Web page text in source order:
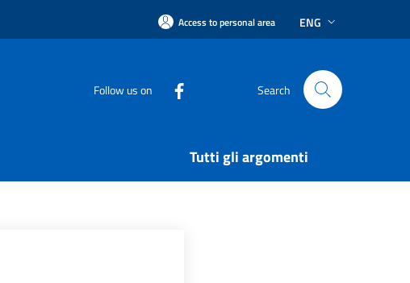
Access to personal area ENG
Follow us on Search
Tutti gli argomenti